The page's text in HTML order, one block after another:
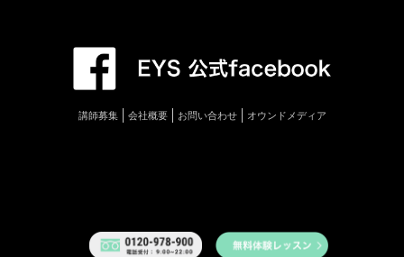
講師募集 会社概要 お問い合わせ オウンドメディア